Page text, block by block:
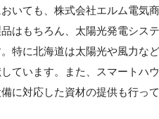
いても、株式会社エルム電気
はもちろん、太陽光発電シス
特に北海道は太陽光や風力な
ています。また、スマートハ
に対応した資材の提供も行っ